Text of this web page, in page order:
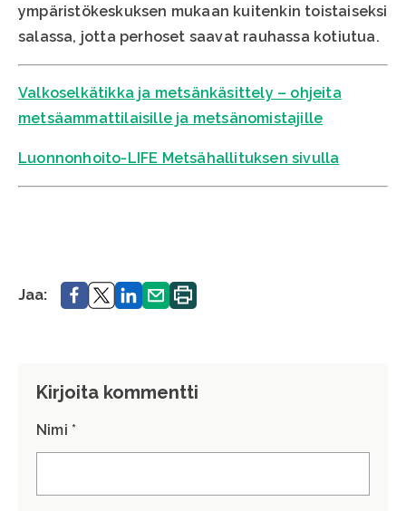
ympäristökeskuksen mukaan kuitenkin toistaiseksi
salassa, jotta perhoset saavat rauhassa kotiutua.
Valkoselkätikka ja metsänkäsittely – ohjeita
metsäammattilaisille ja metsänomistajille
Luonnonhoito-LIFE Metsähallituksen sivulla
Jaa: Jaa. Jaa.Jaa. Jaa. Tulosta
sivu.
Kirjoita kommentti
Nimi *